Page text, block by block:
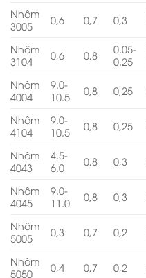
Nhôm
3005
0,6 0,7 0,3
Nhôm
3104
0,6 0,8
0.05-
0.25
Nhôm
4004
9.0-
10.5
0,8 0,25
Nhôm
4104
9.0-
10.5
0,8 0,25
Nhôm
4043
4.5-
6.0
0,8 0,3
Nhôm
4045
9.0-
11.0
0,8 0,3
Nhôm
5005
0,3 0,7 0,2
Nhôm
5050
0,4 0,7 0,2